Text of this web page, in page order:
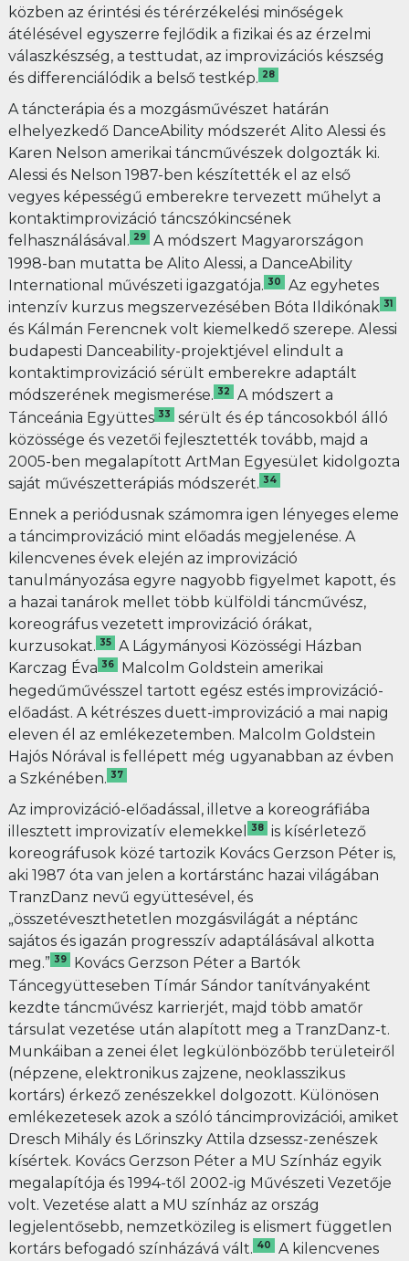
közben az érintési és térérzékelési minőségek
átélésével egyszerre fejlődik a fizikai és az érzelmi
válaszkészség, a testtudat, az improvizációs készség
és differenciálódik a belső testkép. 28
A táncterápia és a mozgásművészet határán
elhelyezkedő DanceAbility módszerét Alito Alessi és
Karen Nelson amerikai táncművészek dolgozták ki.
Alessi és Nelson 1987-ben készítették el az első
vegyes képességű emberekre tervezett műhelyt a
kontaktimprovizáció táncszókincsének
felhasználásával. 29
A módszert Magyarországon
1998-ban mutatta be Alito Alessi, a DanceAbility
International művészeti igazgatója. 30
Az egyhetes
intenzív kurzus megszervezésében Bóta Ildikónak 31
és Kálmán Ferencnek volt kiemelkedő szerepe. Alessi
budapesti Danceability-projektjével elindult a
kontaktimprovizáció sérült emberekre adaptált
módszerének megismerése. 32
A módszert a
Tánceánia Együttes 33
sérült és ép táncosokból álló
közössége és vezetői fejlesztették tovább, majd a
2005-ben megalapított ArtMan Egyesület kidolgozta
saját művészetterápiás módszerét. 34
Ennek a periódusnak számomra igen lényeges eleme
a táncimprovizáció mint előadás megjelenése. A
kilencvenes évek elején az improvizáció
tanulmányozása egyre nagyobb figyelmet kapott, és
a hazai tanárok mellet több külföldi táncművész,
koreográfus vezetett improvizáció órákat,
kurzusokat. 35
A Lágymányosi Közösségi Házban
Karczag Éva 36
Malcolm Goldstein amerikai
hegedűművésszel tartott egész estés improvizáció-
előadást. A kétrészes duett-improvizáció a mai napig
eleven él az emlékezetemben. Malcolm Goldstein
Hajós Nórával is fellépett még ugyanabban az évben
a Szkénében. 37
Az improvizáció-előadással, illetve a koreográfiába
illesztett improvizatív elemekkel
38
is kísérletező
koreográfusok közé tartozik Kovács Gerzson Péter is,
aki 1987 óta van jelen a kortárstánc hazai világában
TranzDanz nevű együttesével, és
„összetéveszthetetlen mozgásvilágát a néptánc
sajátos és igazán progresszív adaptálásával alkotta
meg.” 39
Kovács Gerzson Péter a Bartók
Táncegyütteseben Tímár Sándor tanítványaként
kezdte táncművész karrierjét, majd több amatőr
társulat vezetése után alapított meg a TranzDanz-t.
Munkáiban a zenei élet legkülönbözőbb területeiről
(népzene, elektronikus zajzene, neoklasszikus
kortárs) érkező zenészekkel dolgozott. Különösen
emlékezetesek azok a szóló táncimprovizációi, amiket
Dresch Mihály és Lőrinszky Attila dzsessz-zenészek
kísértek. Kovács Gerzson Péter a MU Színház egyik
megalapítója és 1994-től 2002-ig Művészeti Vezetője
volt. Vezetése alatt a MU színház az ország
legjelentősebb, nemzetközileg is elismert független
kortárs befogadó színházává vált. 40
A kilencvenes